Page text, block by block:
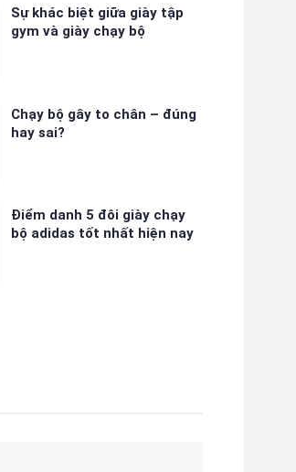
Sự khác biệt giữa giày tập
gym và giày chạy bộ
Chạy bộ gây to chân – đúng
hay sai?
Điểm danh 5 đôi giày chạy
bộ adidas tốt nhất hiện nay